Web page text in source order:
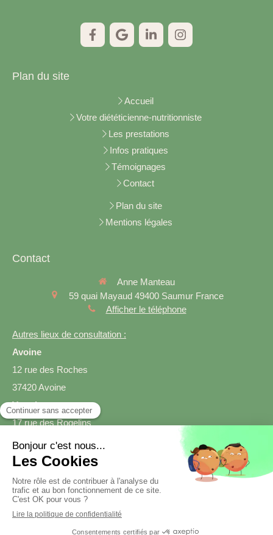
Plan du site
Accueil
Votre diététicienne-nutritionniste
Les prestations
Infos pratiques
Témoignages
Contact
Plan du site
Mentions légales
Contact
Anne Manteau
59 quai Mayaud 49400 Saumur France
Afficher le téléphone
Autres lieux de consultation :
Avoine
12 rue des Roches
37420 Avoine
Varrains
17 rue des Rogelins
49400 Varrains
Prendre rendez-vous
Création et référencement du site par Simplébo
Site créé grâce àSmartDiet